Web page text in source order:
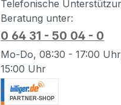
Telefonische
Beratung unter:
0 64 31 - 50 04 - 0
Mo-Do, 08:30 - 17:00
15:00 Uhr
.